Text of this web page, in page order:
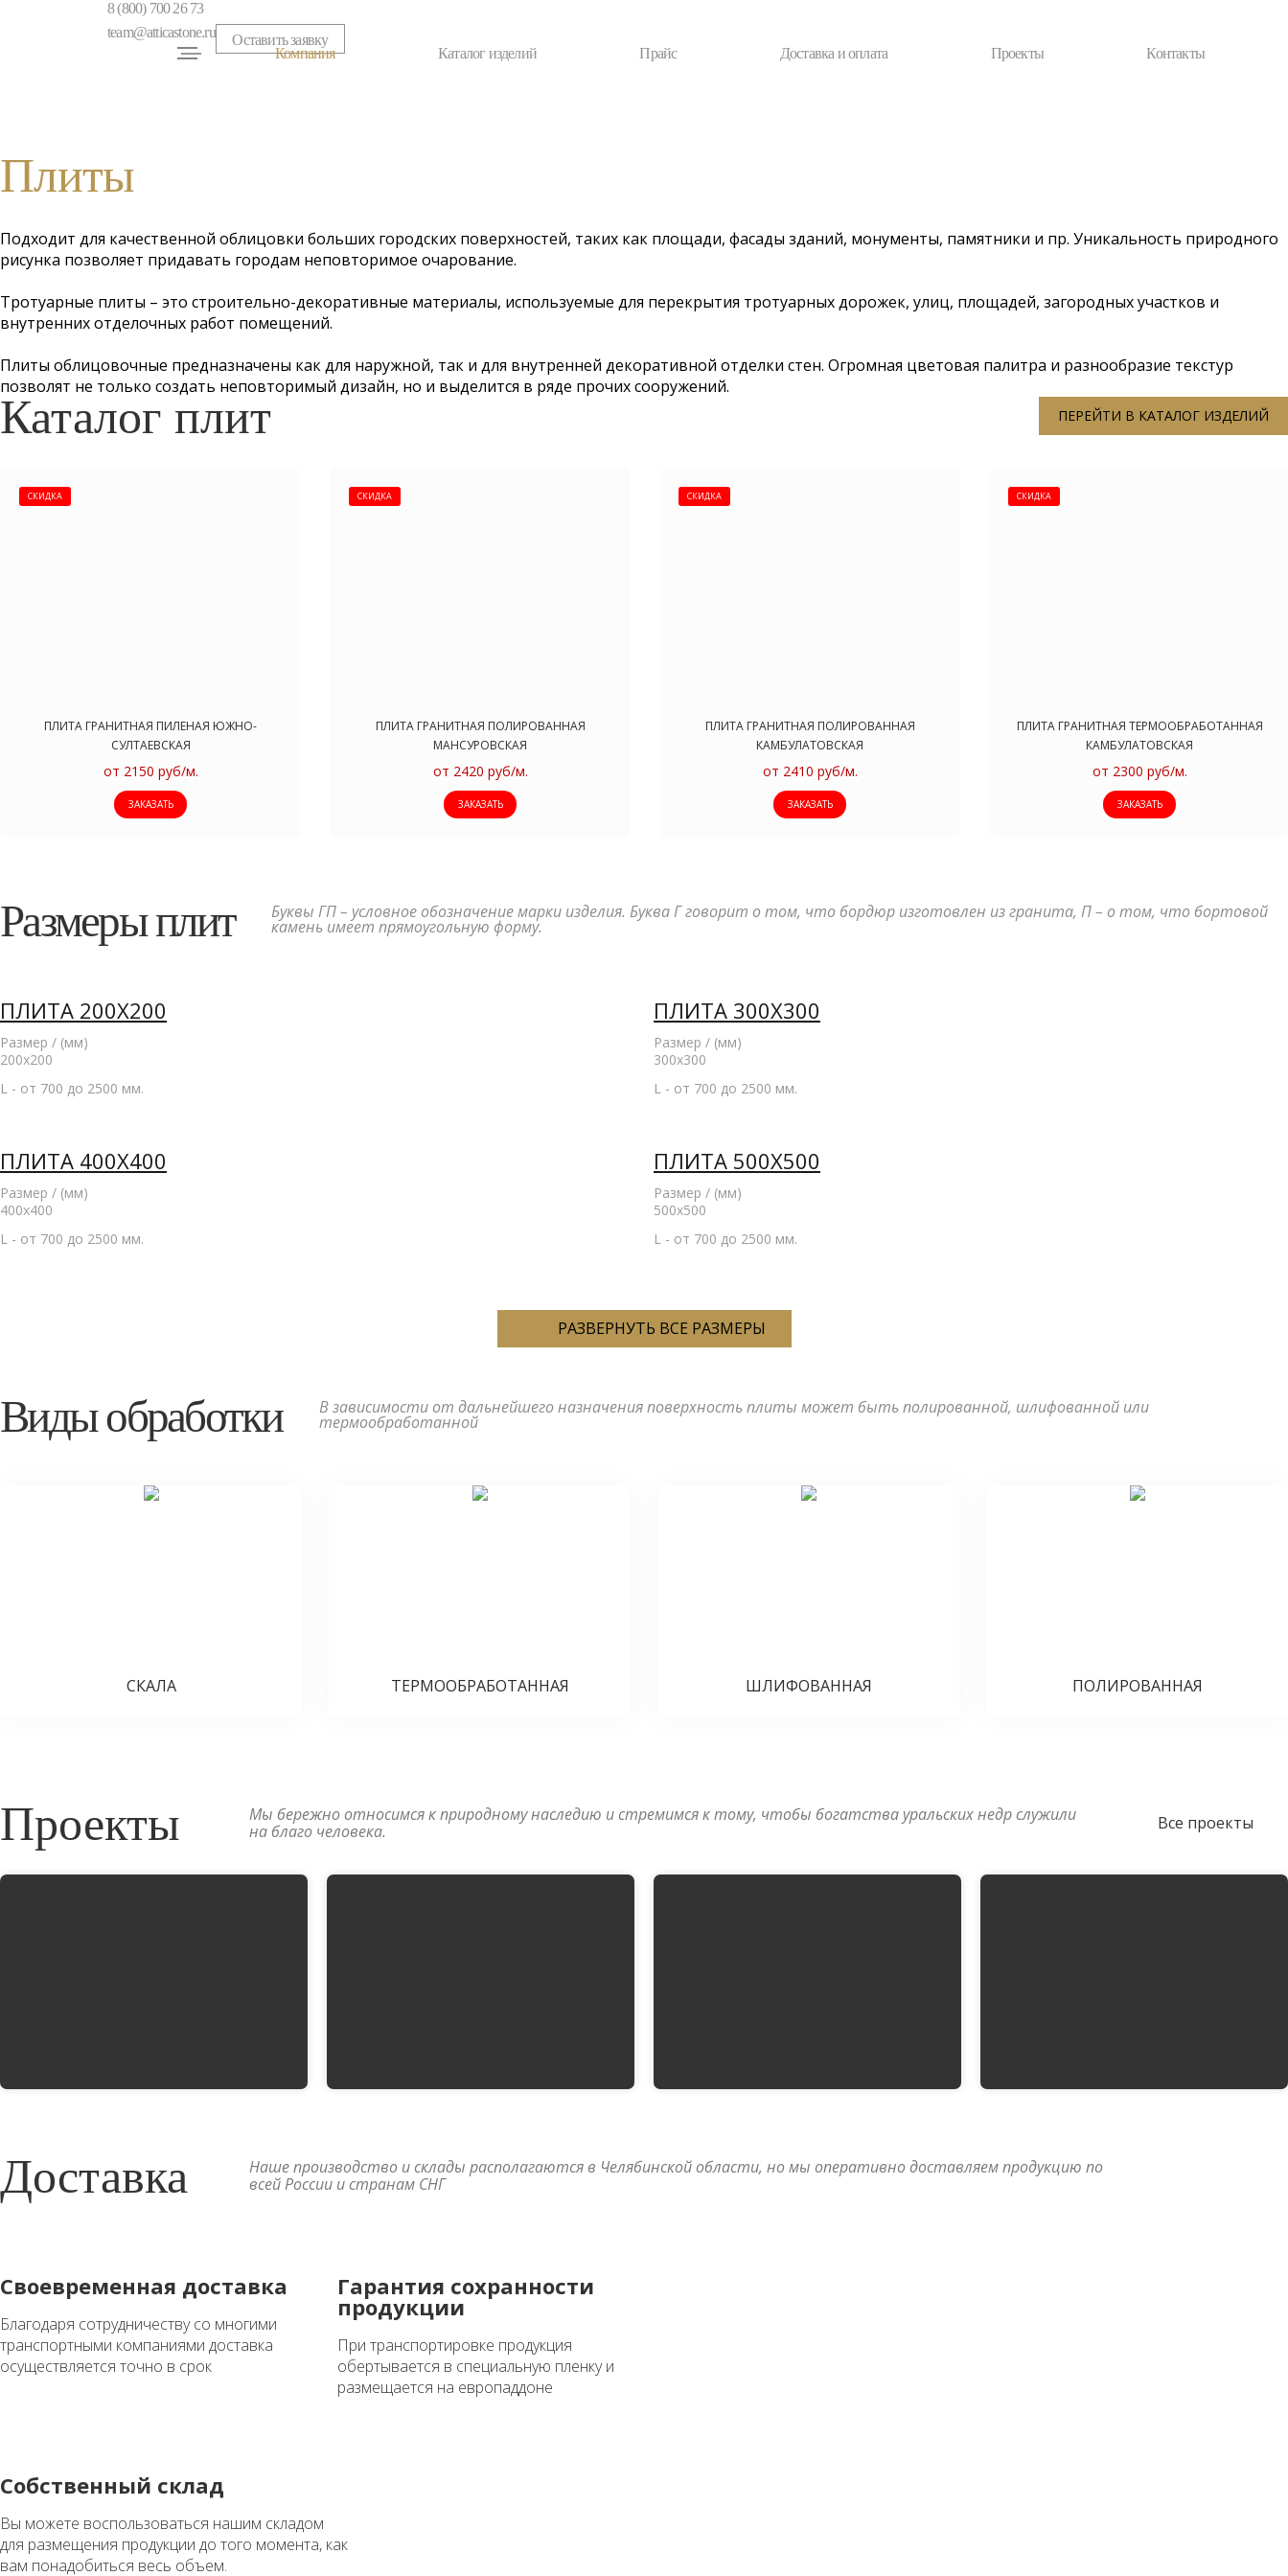
Услуги
Партнерам
8 (800) 700 26 73
team@atticastone.ru
Оставить заявку
Компания
Каталог изделий Прайс Доставка и оплата Проекты Контакты
Плиты
Подходит для качественной облицовки больших городских поверхностей, таких как площади, фасады зданий, монументы, памятники и пр. Уникальность природного
рисунка позволяет придавать городам неповторимое очарование.
Тротуарные плиты – это строительно-декоративные материалы, используемые для перекрытия тротуарных дорожек, улиц, площадей, загородных участков и
внутренних отделочных работ помещений.
Плиты облицовочные предназначены как для наружной, так и для внутренней декоративной отделки стен. Огромная цветовая палитра и разнообразие текстур
позволят не только создать неповторимый дизайн, но и выделится в ряде прочих сооружений.
ПЕРЕЙТИ В КАТАЛОГ ИЗДЕЛИЙ
Каталог плит
СКИДКА
ПЛИТА ГРАНИТНАЯ ПИЛЕНАЯ ЮЖНО-
СУЛТАЕВСКАЯ
от 2150 руб/м.
ЗАКАЗАТЬ
СКИДКА
ПЛИТА ГРАНИТНАЯ ПОЛИРОВАННАЯ
МАНСУРОВСКАЯ
от 2420 руб/м.
ЗАКАЗАТЬ
СКИДКА
ПЛИТА ГРАНИТНАЯ ПОЛИРОВАННАЯ
КАМБУЛАТОВСКАЯ
от 2410 руб/м.
ЗАКАЗАТЬ
СКИДКА
ПЛИТА ГРАНИТНАЯ ТЕРМООБРАБОТАННАЯ
КАМБУЛАТОВСКАЯ
от 2300 руб/м.
ЗАКАЗАТЬ
Размеры плит Буквы ГП – условное обозначение марки изделия. Буква Г говорит о том, что бордюр изготовлен из гранита, П – о том, что бортовой
камень имеет прямоугольную форму.
ПЛИТА 200Х200
Размер / (мм)
200x200
L - от 700 до 2500 мм.
ПЛИТА 300Х300
Размер / (мм)
300x300
L - от 700 до 2500 мм.
ПЛИТА 400Х400
Размер / (мм)
400x400
L - от 700 до 2500 мм.
ПЛИТА 500Х500
Размер / (мм)
500x500
L - от 700 до 2500 мм.
РАЗМЕРЫ
Виды обработки В зависимости от дальнейшего назначения поверхность плиты может быть полированной, шлифованной или
термообработанной
СКАЛА ТЕРМООБРАБОТАННАЯ ШЛИФОВАННАЯ ПОЛИРОВАННАЯ
Проекты
Мы бережно относимся к природному наследию и стремимся к тому, чтобы богатства уральских недр служили
на благо человека.
Все проекты
Доставка
Наше производство и склады располагаются в Челябинской области, но мы оперативно доставляем продукцию по
всей России и странам СНГ
Своевременная доставка
Благодаря сотрудничеству со многими
транспортными компаниями доставка
осуществляется точно в срок
Гарантия сохранности
продукции
При транспортировке продукция
обертывается в специальную пленку и
размещается на европаддоне
Собственный склад
Вы можете воспользоваться нашим складом
для размещения продукции до того момента, как
вам понадобиться весь объем.